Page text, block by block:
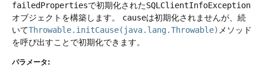
failedPropertiesで初期化されたSQLClientInfoException
オブジェクトを構築します。
causeは初期化されませんが、続
いてThrowable.initCause(java.lang.Throwable) メソッド
を呼び出すことで初期化できます。
パラメータ: